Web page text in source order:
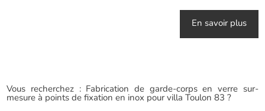
En savoir plus
Vous recherchez : Fabrication de garde-corps en verre sur-
mesure à points de fixation en inox pour villa Toulon 83 ?